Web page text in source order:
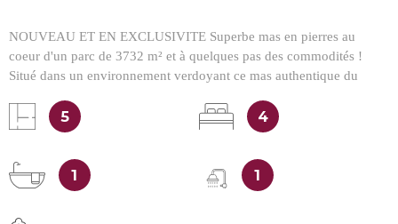
NOUVEAU ET EN EXCLUSIVITE Superbe mas en pierres au
coeur d'un parc de 3732 m² et à quelques pas des commodités !
Situé dans un environnement verdoyant ce mas authentique du
habitables offrent de beaux volumes, un grand séjour avec
cheminée, une cuisine indépendante et équipée, quatre grandes
mas un grand garage de 40 m². A l'extérieur, le charme continue
avec un magnifique terrain de 3732 m² entièrement clos et arboré.
5 4
1 1